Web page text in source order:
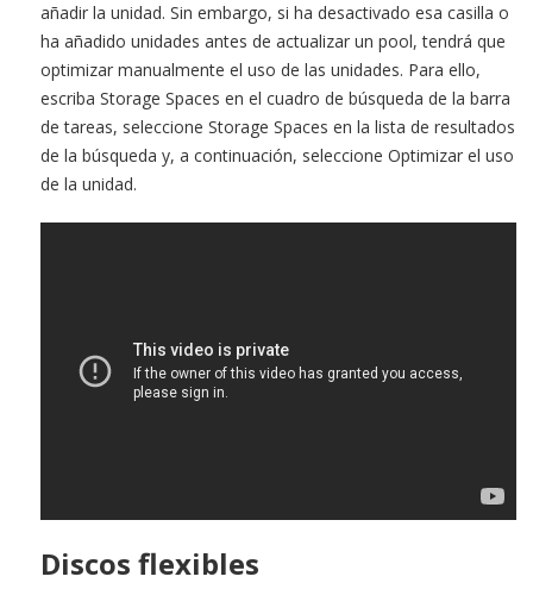
añadir la unidad. Sin embargo, si ha desactivado esa casilla o
ha añadido unidades antes de actualizar un pool, tendrá que
optimizar manualmente el uso de las unidades. Para ello,
escriba Storage Spaces en el cuadro de búsqueda de la barra
de tareas, seleccione Storage Spaces en la lista de resultados
de la búsqueda y, a continuación, seleccione Optimizar el uso
de la unidad.
Discos flexibles